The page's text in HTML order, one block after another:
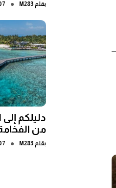
بقلم M283
●
07
دليلكم
من
بقلم M283
●
07